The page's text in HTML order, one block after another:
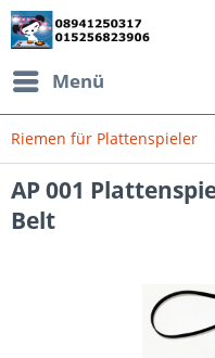
Menü
Riemen für Plattenspieler
AP 001
Belt